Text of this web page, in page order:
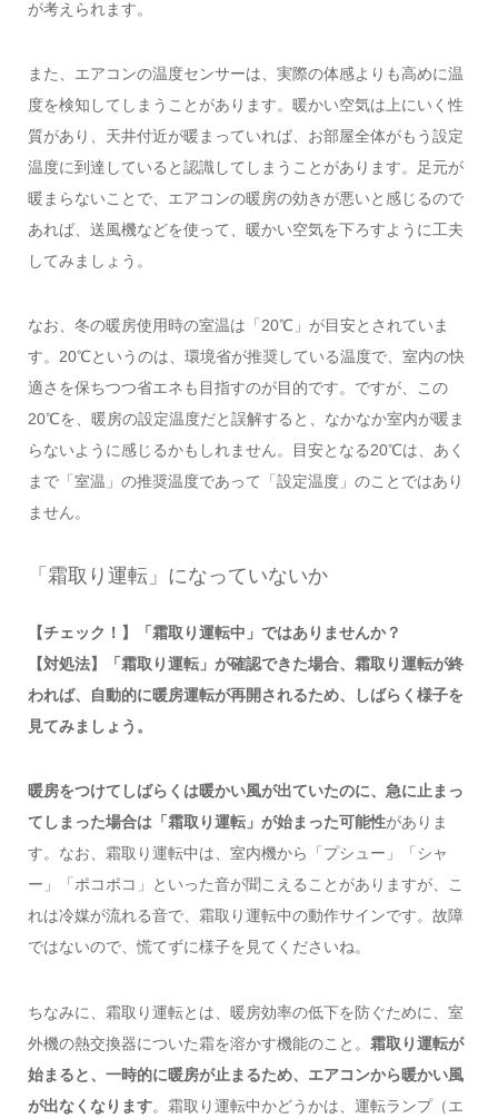
が考えられます。
また、エアコンの温度センサーは、実際の体感よりも高めに温
度を検知してしまうことがあります。暖かい空気は上にいく性
質があり、天井付近が暖まっていれば、お部屋全体がもう設定
温度に到達していると認識してしまうことがあります。足元が
暖まらないことで、エアコンの暖房の効きが悪いと感じるので
あれば、送風機などを使って、暖かい空気を下ろすように工夫
してみましょう。
なお、冬の暖房使用時の室温は「20℃」が目安とされていま
す。20℃というのは、環境省が推奨している温度で、室内の快
適さを保ちつつ省エネも目指すのが目的です。ですが、この
20℃を、暖房の設定温度だと誤解すると、なかなか室内が暖ま
らないように感じるかもしれません。目安となる20℃は、あく
まで「室温」の推奨温度であって「設定温度」のことではあり
ません。
「霜取り運転」になっていないか
【チェック！】「霜取り運転中」ではありませんか？
【対処法】「霜取り運転」が確認できた場合、霜取り運転が終
われば、自動的に暖房運転が再開されるため、しばらく様子を
見てみましょう。
暖房をつけてしばらくは暖かい風が出ていたのに、急に止まっ
てしまった場合は「霜取り運転」が始まった可能性がありま
す。なお、霜取り運転中は、室内機から「プシュー」「シャ
ー」「ポコポコ」といった音が聞こえることがありますが、こ
れは冷媒が流れる音で、霜取り運転中の動作サインです。故障
ではないので、慌てずに様子を見てくださいね。
ちなみに、霜取り運転とは、暖房効率の低下を防ぐために、室
外機の熱交換器についた霜を溶かす機能のこと。 霜取り運転が
始まると、一時的に暖房が止まるため、エアコンから暖かい風
が出なくなります。霜取り運転中かどうかは、運転ランプ（エ